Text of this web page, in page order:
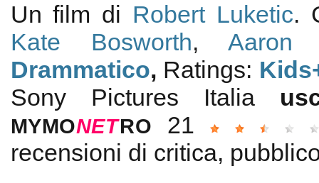
Un film di Robert Luketic.
Kate Bosworth,Aaron
Drammatico, Ratings:
Sony Pictures Italia
MYMONETRO
21
recensioni di critica,